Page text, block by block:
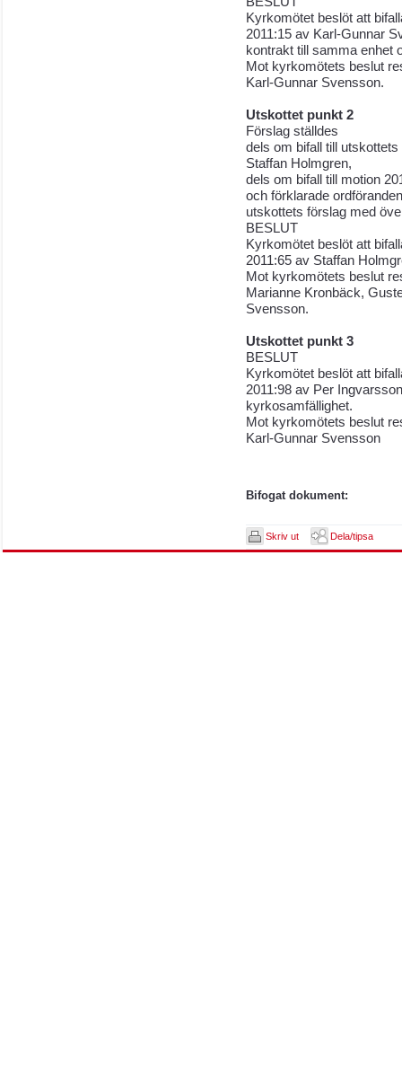
Kyrkomötet beslöt att
2011:15 av Karl-Gunnar
kontrakt till samma enhet
Mot kyrkomötets beslut
Karl-Gunnar Svensson.
Utskottet punkt 2
Förslag ställdes
dels om bifall till
Staffan Holmgren,
dels om bifall till motion
och förklarade
utskottets förslag med
BESLUT
Kyrkomötet beslöt att
2011:65 av Staffan
Mot kyrkomötets beslut
Marianne Kronbäck,
Svensson.
Utskottet punkt 3
BESLUT
Kyrkomötet beslöt att
2011:98 av Per
kyrkosamfällighet.
Mot kyrkomötets beslut
Karl-Gunnar Svensson
Bifogat dokument:
Skriv ut Dela/tipsa